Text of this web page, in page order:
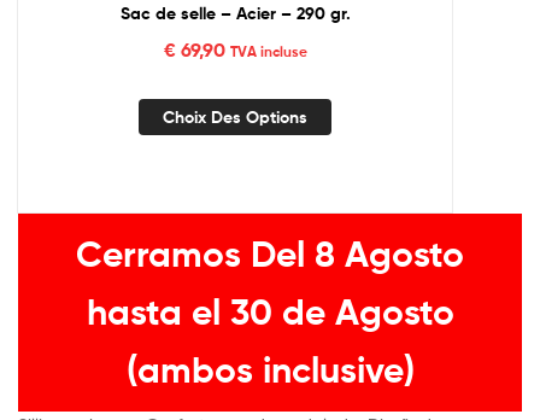
Sac de selle – Acier – 290 gr.
€69,90 TVA incluse
Choix Des Options
Cerramos Del 8 Agosto
hasta el 30 de Agosto
(ambos inclusive)